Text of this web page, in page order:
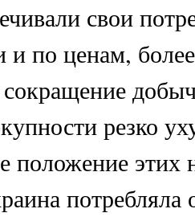
свои
и по ценам,
резко
положение этих
потребляла